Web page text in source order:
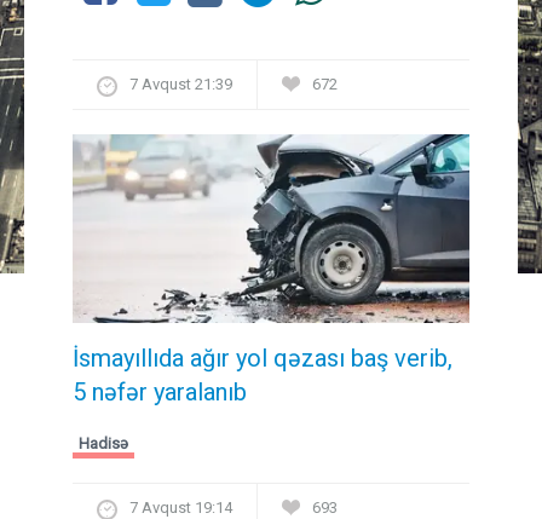
7 Avqust 21:39 672
İsmayıllıda ağır yol qəzası baş verib,
5 nəfər yaralanıb
Hadisə
7 Avqust 19:14 693